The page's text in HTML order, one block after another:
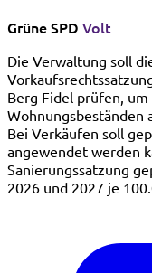
GrüneSPD Volt
Die Verwaltung soll
Berg Fidel prüfen,
Wohnungsbeständen
Bei Verkäufen soll
angewendet werden
Sanierungssatzung
2026 und 2027 je